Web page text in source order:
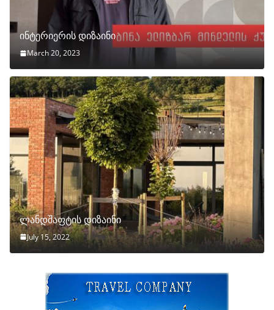
ინტერიერის დიზაინი
March 20, 2023
ლანდშაფტის დიზაინი
July 15, 2022